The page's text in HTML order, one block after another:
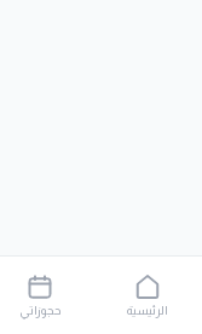
الرئيسية حجوزاتي